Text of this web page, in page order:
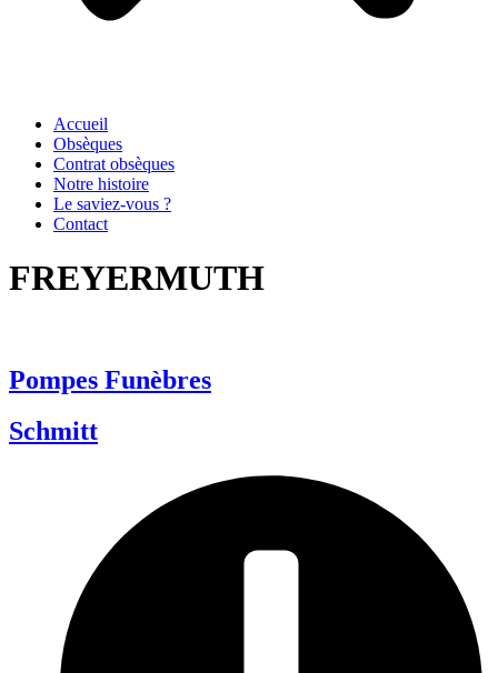
Accueil
Obsèques
Contrat obsèques
Notre histoire
Le saviez-vous ?
Contact
FREYERMUTH
Pompes Funèbres
Schmitt